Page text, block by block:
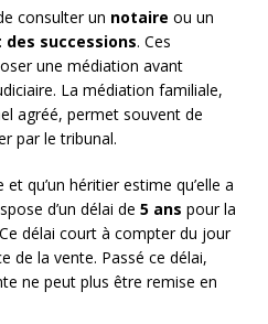
consulter un notaire ou un
successions. Ces
une médiation avant
La médiation familiale,
agréé, permet souvent de
par le tribunal.
qu’un héritier estime qu’elle a
d’un délai de 5 ans pour la
délai court à compter du jour
de la vente. Passé ce délai,
ne peut plus être remise en